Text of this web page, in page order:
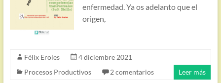
enfermedad. Ya os adelanto que el
origen,
Félix Eroles
4 diciembre 2021
Procesos Productivos
2 comentarios Leer más